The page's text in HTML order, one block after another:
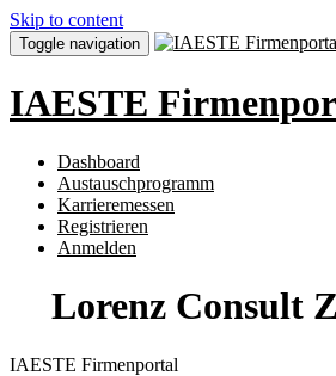
Skip to content
Toggle navigation
IAESTE
Dashboard
Austauschprogramm
Karrieremessen
Registrieren
Anmelden
Lorenz Consult
IAESTE Firmenportal